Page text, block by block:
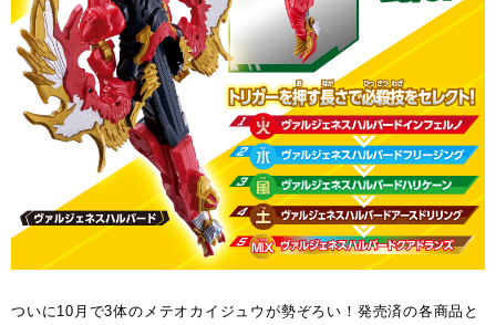
ついに10月で3体のメテオカイジュウが勢ぞろい！発売済の各商品と